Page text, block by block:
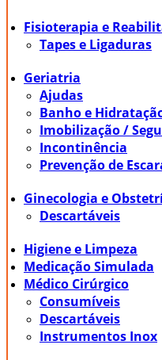
Fisioterapia e
Tapes e Ligaduras
Geriatria
Ajudas
Banho e
Imobilização /
Incontinência
Prevenção de
Ginecologia e
Descartáveis
Higiene e Limpeza
Medicação Simulada
Médico Cirúrgico
Consumíveis
Descartáveis
Instrumentos Inox